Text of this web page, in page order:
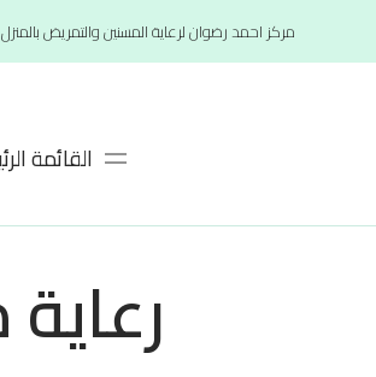
مركز احمد رضوان لرعاية المسنين والتمريض بالمنزل
القائمة